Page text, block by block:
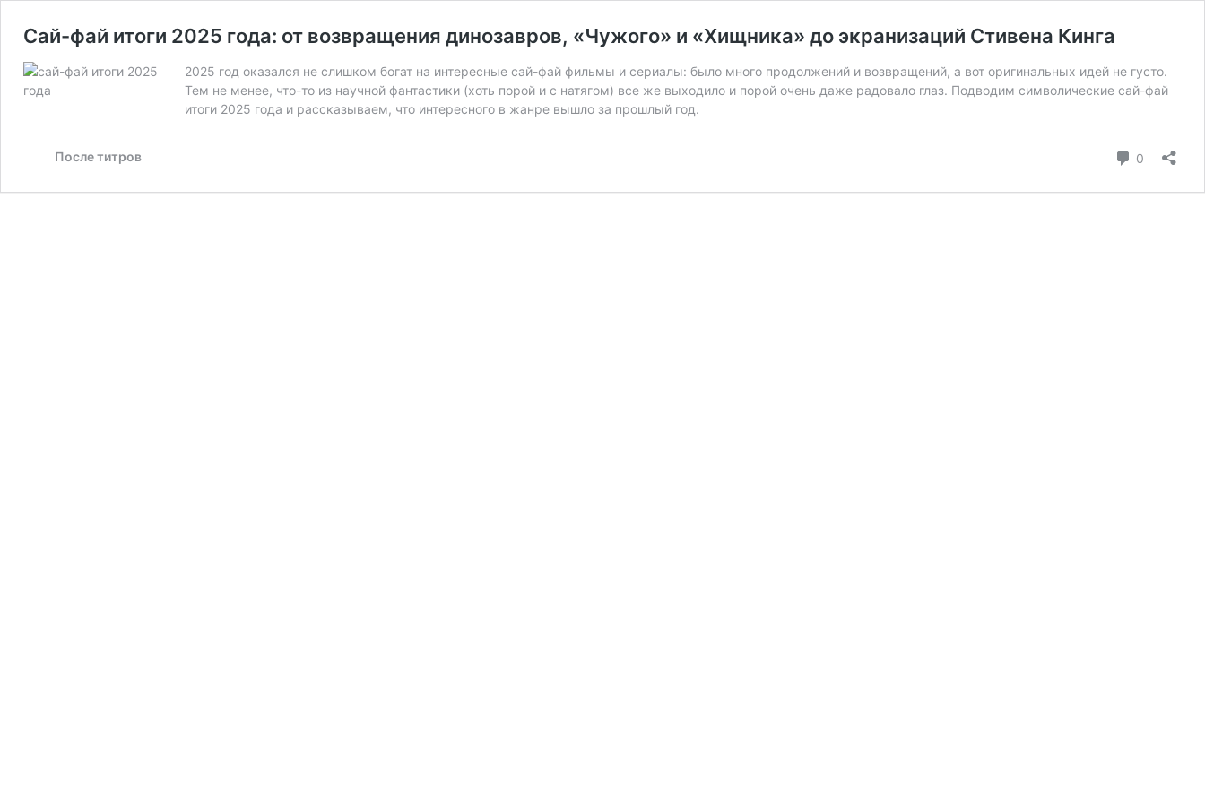
Сай-фай итоги 2025 года: от возвращения динозавров, «Чужого» и «Хищника» до экранизаций Стивена Кинга
2025 год оказался не слишком богат на интересные сай-фай фильмы и сериалы: было много продолжений и возвращений, а вот оригинальных идей не густо.
Тем не менее, что-то из научной фантастики (хоть порой и с натягом) все же выходило и порой очень даже радовало глаз. Подводим символические сай-фай
итоги 2025 года и рассказываем, что интересного в жанре вышло за прошлый год.
После титров 0